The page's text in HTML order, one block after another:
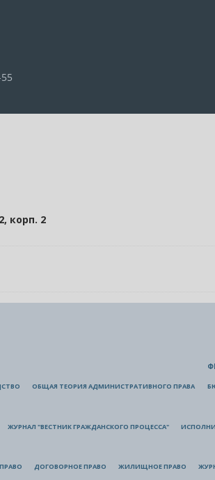
корп. 2
ОБЩАЯ ТЕОРИЯ АДМИНИСТРАТИВНОГО ПРАВА
ЖУРНАЛ "ВЕСТНИК ГРАЖДАНСКОГО ПРОЦЕССА"
ДОГОВОРНОЕ ПРАВО ЖИЛИЩНОЕ ПРАВО